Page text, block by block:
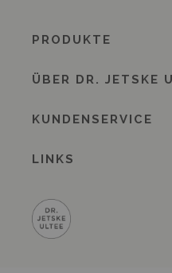
PRODUKTE
ÜBER DR. JETSKE
KUNDENSERVICE
LINKS